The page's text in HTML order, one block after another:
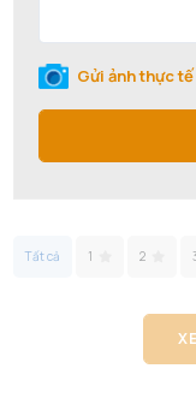
Gửi ảnh thực tế
Tất cả 1 2